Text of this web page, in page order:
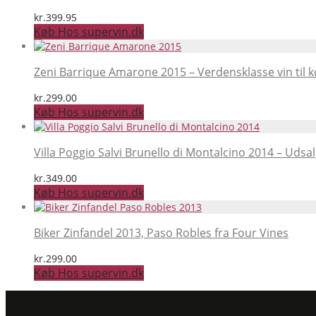
kr.399.95
Køb Hos supervin.dk
Zeni Barrique Amarone 2015 – Verdensklasse vin til
kr.299.00
Køb Hos supervin.dk
Villa Poggio Salvi Brunello di Montalcino 2014 –
kr.349.00
Køb Hos supervin.dk
Biker Zinfandel 2013, Paso Robles fra Four Vines
kr.299.00
Køb Hos supervin.dk